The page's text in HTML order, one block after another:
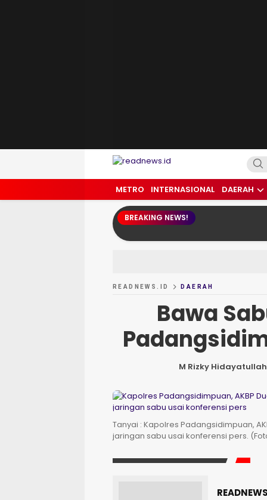
readnews.id
Berita Terkini, Update Terbaru Hari ini
METRO INTERNASIONAL DAERAH
BREAKING NEWS!
READNEWS.ID DAERAH
Bawa
M Rizky Hidayatullah
Tanyai : Kapolres Padangsidimpuan,
jaringan sabu usai konferensi pers.